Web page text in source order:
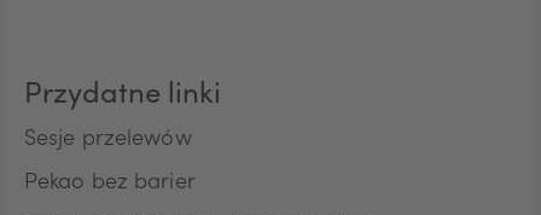
Przydatne linki
Sesje przelewów
Pekao bez barier